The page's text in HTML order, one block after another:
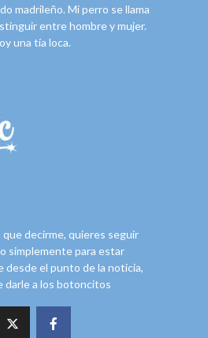
madrileño. Mi perro se llama
entre hombre y mujer.
una tía loca.
que decirme, quieres seguir
simplemente para estar
desde el punto de la noticia,
darle a los botoncitos